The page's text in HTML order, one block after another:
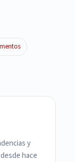
y
hace